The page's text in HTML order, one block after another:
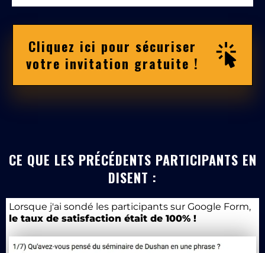
Cliquez ici pour sécuriser
votre invitation gratuite !
CE QUE LES PRÉCÉDENTS PARTICIPANTS EN
DISENT :
Lorsque j'ai sondé les participants sur Google Form,
le taux de satisfaction était de 100% !